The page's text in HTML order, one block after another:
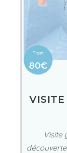
80€
VISITE
Visite